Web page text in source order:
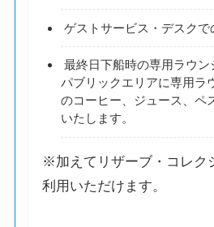
ゲストサービス・デスクで
最終日下船時の専用ラウン
パブリックエリアに専用ラ
のコーヒー、ジュース、ペ
いたします。
※加えてリザーブ・コレク
利用いただけます。